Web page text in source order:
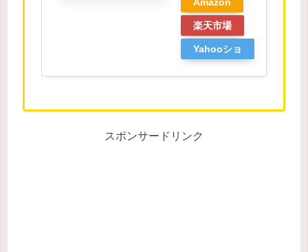
楽天市場
Yahooショ
スポンサードリンク